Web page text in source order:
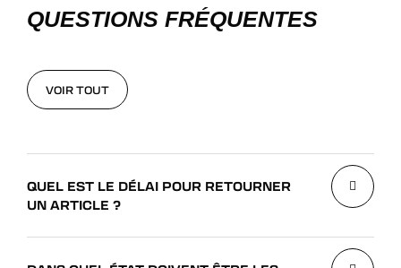
QUESTIONS FRÉQUENTES
VOIR TOUT
QUEL EST LE DÉLAI POUR RETOURNER
UN ARTICLE ?